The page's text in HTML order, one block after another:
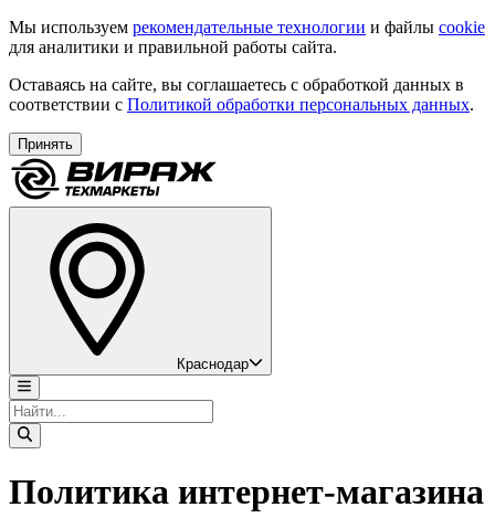
Мы используем рекомендательные технологии и файлы cookie
для аналитики и правильной работы сайта.
Оставаясь на сайте, вы соглашаетесь с обработкой данных в
соответствии с Политикой обработки персональных данных.
Принять
Краснодар
Политика интернет-магазина